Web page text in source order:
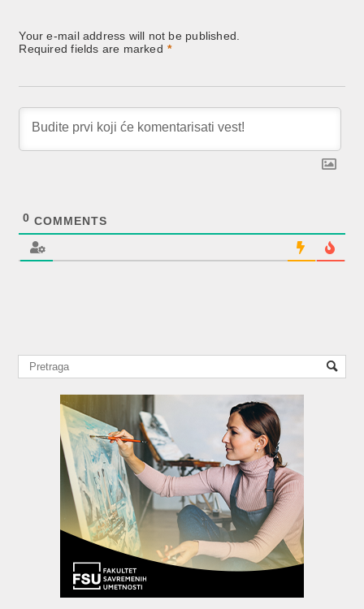
Your e-mail address will not be published.
Required fields are marked *
0 COMMENTS